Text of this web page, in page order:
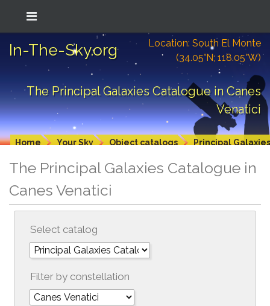
In-The-Sky.org
Location: South El Monte
(34.05°N; 118.05°W)
The Principal Galaxies Catalogue in Canes
Venatici
Home Your Sky Object catalogs Principal
The Principal Galaxies Catalogue in
Canes Venatici
Select catalog
Filter by constellation